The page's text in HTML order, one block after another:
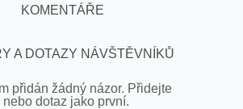
KOMENTÁŘE
A DOTAZY NÁVŠTĚVNÍKŮ
přidán žádný názor. Přidejte
dotaz jako první.